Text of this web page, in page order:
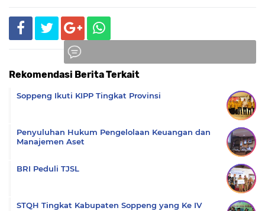
Rekomendasi Berita Terkait
Soppeng Ikuti KIPP Tingkat Provinsi
Penyuluhan Hukum Pengelolaan Keuangan dan
Manajemen Aset
BRI Peduli TJSL
STQH Tingkat Kabupaten Soppeng yang Ke IV